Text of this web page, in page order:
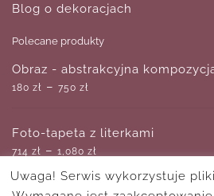
Blog o dekoracjach
Polecane produkty
Obraz - abstrakcyjna
180 zł – 750 zł
Foto-tapeta z literkami
714 zł – 1,080 zł
Uwaga! Serwis wykorzystuje